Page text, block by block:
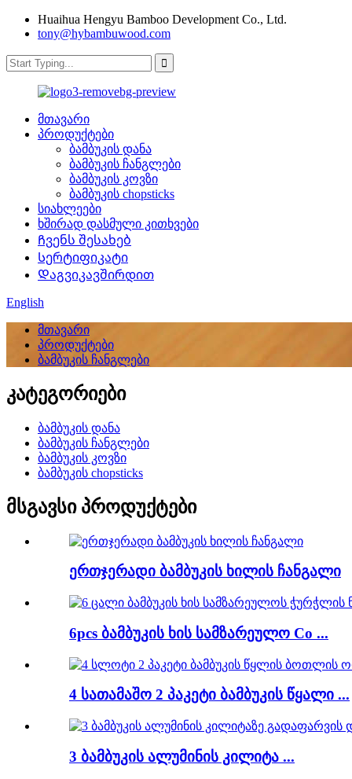
Huaihua Hengyu Bamboo Development Co., Ltd.
tony@hybambuwood.com
მთავარი
პროდუქტები
ბამბუკის დანა
ბამბუკის ჩანგლები
ბამბუკის კოვზი
ბამბუკის chopsticks
სიახლეები
ხშირად დასმული კითხვები
Ჩვენს შესახებ
Სერტიფიკატი
Დაგვიკავშირდით
English
მთავარი
პროდუქტები
ბამბუკის ჩანგლები
კატეგორიები
ბამბუკის დანა
ბამბუკის ჩანგლები
ბამბუკის კოვზი
ბამბუკის chopsticks
მსგავსი პროდუქტები
ერთჯერადი ბამბუკის ხილის ჩანგალი
6pcs ბამბუკის ხის სამზარეულო Co ...
4 სათამაშო 2 პაკეტი ბამბუკის წყალი ...
3 ბამბუკის ალუმინის კილიტა ...